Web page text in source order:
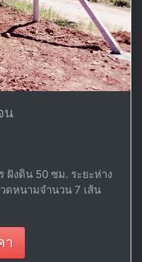
น
ฝังดิน 50 ซม. ระยะห่าง
ดหนามจำนวน 7 เส้น
า